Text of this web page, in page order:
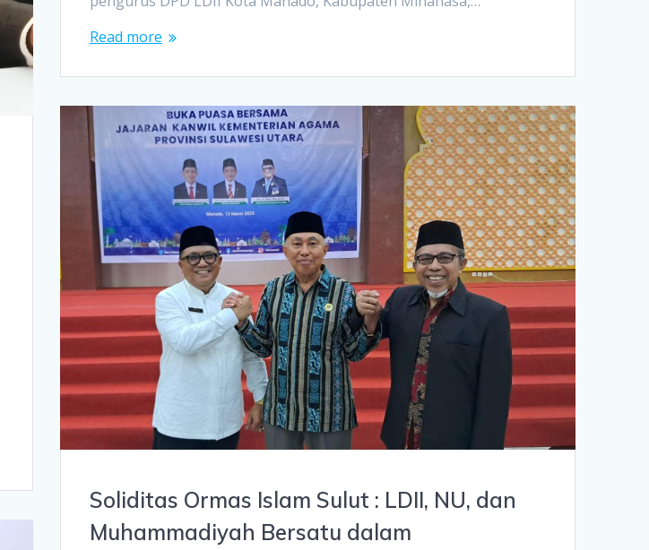
Read more
Soliditas Ormas Islam Sulut : LDII, NU, dan
Muhammadiyah Bersatu dalam